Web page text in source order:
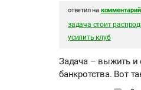
ответил на комментарий
задача стоит
усилить клуб
Задача – выжить и
банкротства. Вот